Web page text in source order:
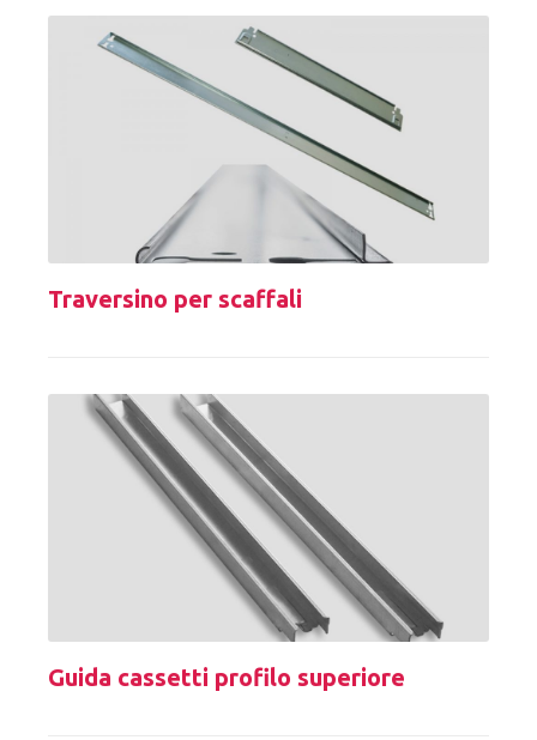
Traversino per scaffali
Guida cassetti profilo superiore